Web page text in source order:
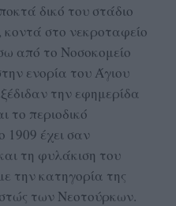
δικό του στάδιο
κοντά στο νεκροταφείο
από το Νοσοκομείο
ενορία του Άγιου
την εφημερίδα
το περιοδικό
1909 έχει σαν
τη φυλάκιση του
την κατηγορία της
των Νεοτούρκων.